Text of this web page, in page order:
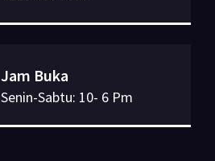
Jam Buka
Senin-Sabtu: 10- 6 Pm